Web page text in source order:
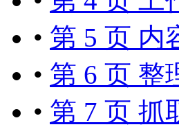
• 第 5 页 内
• 第 6 页 整
• 第 7 页 抓